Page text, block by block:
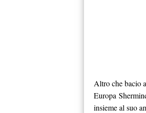
Altro che bacio a
Europa
insieme al suo